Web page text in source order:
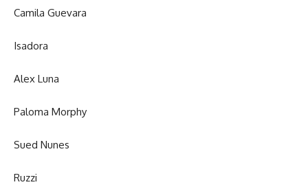
Camila Guevara
Isadora
Alex Luna
Paloma Morphy
Sued Nunes
Ruzzi